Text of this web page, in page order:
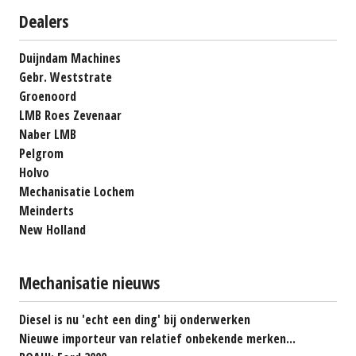
Dealers
Duijndam Machines
Gebr. Weststrate
Groenoord
LMB Roes Zevenaar
Naber LMB
Pelgrom
Holvo
Mechanisatie Lochem
Meinderts
New Holland
Mechanisatie nieuws
Diesel is nu 'echt een ding' bij onderwerken
Nieuwe importeur van relatief onbekende merken...